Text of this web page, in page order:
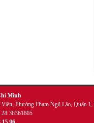
Minh
Phường Phạm Ngũ Lão, Quận
38361805